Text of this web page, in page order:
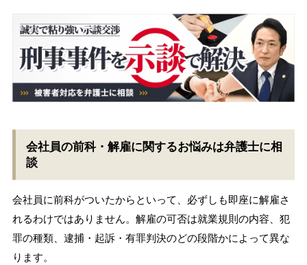
会社員の前科・解雇に関するお悩みは弁護士に相
談
会社員に前科がついたからといって、必ずしも即座に解雇さ
れるわけではありません。解雇の可否は就業規則の内容、犯
罪の種類、逮捕・起訴・有罪判決のどの段階かによって異な
ります。